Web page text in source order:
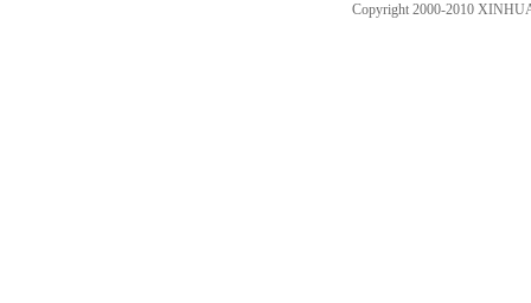
Copyright 2000-2010